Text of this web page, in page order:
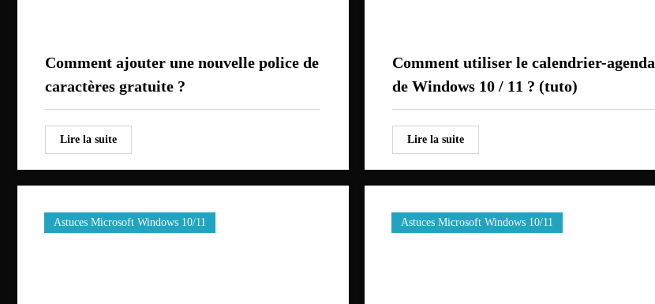
Comment ajouter une nouvelle police de
caractères gratuite ?
Lire la suite
Comment utiliser le calendrier-agenda
de Windows 10 / 11 ? (tuto)
Lire la suite
Astuces Microsoft Windows 10/11 Astuces Microsoft Windows 10/11